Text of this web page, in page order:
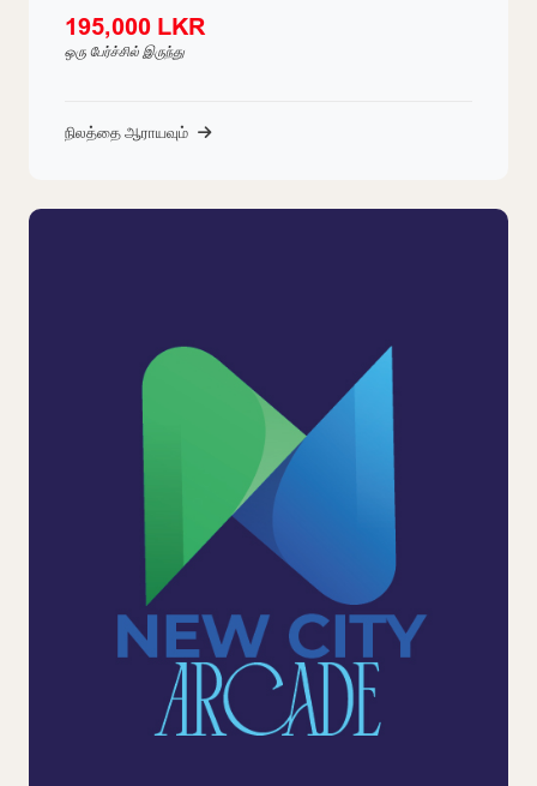
195,000 LKR
ஒரு பேர்ச்சில் இருந்து
நிலத்தை ஆராயவும்